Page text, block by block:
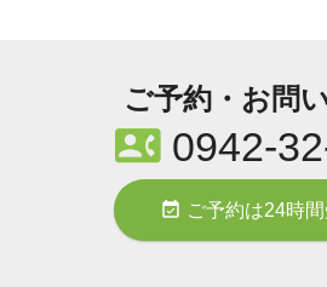
ご予約・お問
contact_phone0942-
event_available ご予約は24時